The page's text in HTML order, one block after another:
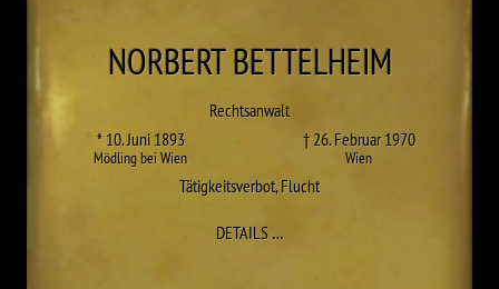
NORBERTBETTELHEIM
Rechtsanwalt
* 10. Juni 1893
Mödling bei Wien
† 26. Februar 1970
Wien
Tätigkeitsverbot,Flucht
DETAILS…ZU NORBERT BETTELHEIM